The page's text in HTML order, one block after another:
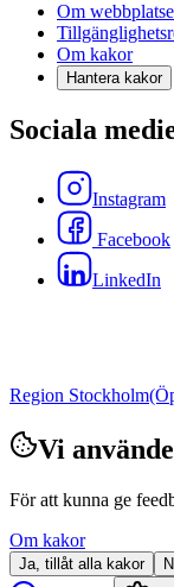
Om
Om kakor
Hantera kakor
Sociala
Instagram
Facebook
LinkedIn
Region Stockholm
Vi
För att kunna ge
Om kakor
Ja, tillåt alla kakor